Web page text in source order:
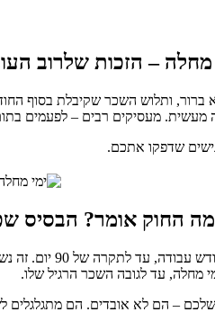
מחלה – הזכות שלרוב
ברור, ותלוש השכר שקיבלת בסוף
מעסיקים רבים – לפעמים
שדפקו אתכם.
מה החוק אומר? הבסיס
חוק דמי מחלה